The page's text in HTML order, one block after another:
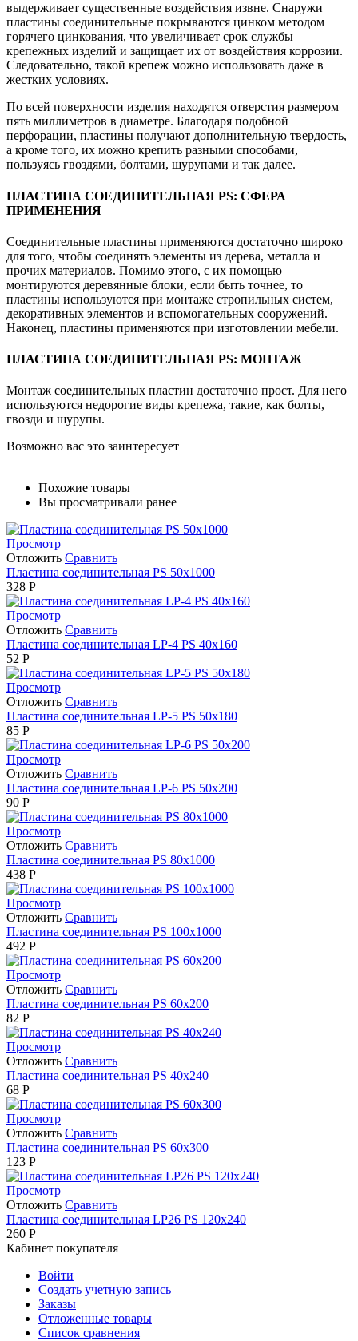
выдерживает существенные воздействия извне. Снаружи
пластины соединительные покрываются цинком методом
горячего цинкования, что увеличивает срок службы
крепежных изделий и защищает их от воздействия коррозии.
Следовательно, такой крепеж можно использовать даже в
жестких условиях.
По всей поверхности изделия находятся отверстия размером
пять миллиметров в диаметре. Благодаря подобной
перфорации, пластины получают дополнительную твердость,
а кроме того, их можно крепить разными способами,
пользуясь гвоздями, болтами, шурупами и так далее.
ПЛАСТИНА СОЕДИНИТЕЛЬНАЯ PS: СФЕРА
ПРИМЕНЕНИЯ
Соединительные пластины применяются достаточно широко
для того, чтобы соединять элементы из дерева, металла и
прочих материалов. Помимо этого, с их помощью
монтируются деревянные блоки, если быть точнее, то
пластины используются при монтаже стропильных систем,
декоративных элементов и вспомогательных сооружений.
Наконец, пластины применяются при изготовлении мебели.
ПЛАСТИНА СОЕДИНИТЕЛЬНАЯ PS: МОНТАЖ
Монтаж соединительных пластин достаточно прост. Для него
используются недорогие виды крепежа, такие, как болты,
гвозди и шурупы.
Возможно вас это заинтересует
Похожие товары
Вы просматривали ранее
Просмотр
Отложить Сравнить
Пластина соединительная PS 50х1000
328 Р
Просмотр
Отложить Сравнить
Пластина соединительная LP-4 PS 40х160
52 Р
Просмотр
Отложить Сравнить
Пластина соединительная LP-5 PS 50х180
85 Р
Просмотр
Отложить Сравнить
Пластина соединительная LP-6 PS 50х200
90 Р
Просмотр
Отложить Сравнить
Пластина соединительная PS 80х1000
438 Р
Просмотр
Отложить Сравнить
Пластина соединительная PS 100х1000
492 Р
Просмотр
Отложить Сравнить
Пластина соединительная PS 60х200
82 Р
Просмотр
Отложить Сравнить
Пластина соединительная PS 40х240
68 Р
Просмотр
Отложить Сравнить
Пластина соединительная PS 60х300
123 Р
Просмотр
Отложить Сравнить
Пластина соединительная LP26 PS 120х240
260 Р
Кабинет покупателя
Войти
Создать учетную запись
Заказы
Отложенные товары
Список сравнения